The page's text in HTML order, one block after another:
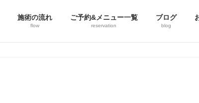
施術の流れ
flow
ご予約&メニュー一覧
reservation
ブログ
blog